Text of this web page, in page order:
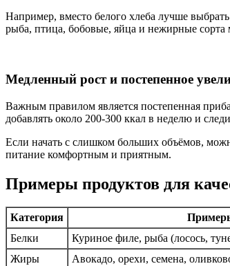
Например, вместо белого хлеба лучше
рыба, птица, бобовые, яйца и нежирные сорта
Медленный рост и постепенное
Важным правилом является постепенная
добавлять около 200-300 ккал в неделю и
Если начать с слишком больших объёмов,
питание комфортным и приятным.
Примеры продуктов для
Категория
Белки
Куриное филе, рыба (лосось,
Жиры
Авокадо, орехи, семена,